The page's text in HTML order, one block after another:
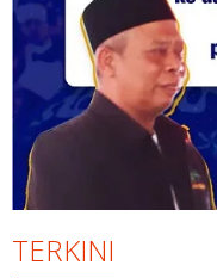
TERKINI